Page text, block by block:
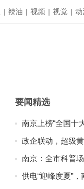
| 辣油 | 视频 | 视觉 | 动
要闻精选
南京上榜“全国十
政企联动，超级
南京：全市科普场
供电“迎峰度夏”，